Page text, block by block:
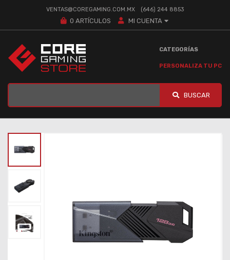
VENTAS@COREGAMING.COM.MX (646) 244 8853
0 ARTÍCULOS MI CUENTA
CATEGORÍAS
PERSONALIZA TU PC
BUSCAR